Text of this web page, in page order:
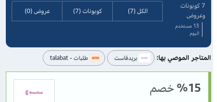
7 كوبونات
وعروض
13 مستخدم
اليوم
الكل (7) كوبونات (7) عروض (0)
المتاجر الموصي بها: بريدفاست طلبات - talabat
%15خصم